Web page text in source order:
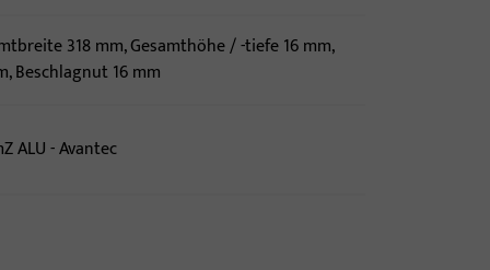
318 mm, Gesamthöhe / -tiefe 16 mm,
Beschlagnut 16 mm
ALU - Avantec